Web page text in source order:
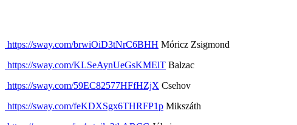
https://sway.com/brwiOiD3tNrC6BHH Móricz Zsigmond
https://sway.com/KLSeAynUeGsKMElT Balzac
https://sway.com/59EC82577HFfHZjX Csehov
https://sway.com/feKDXSgx6THRFP1p Mikszáth